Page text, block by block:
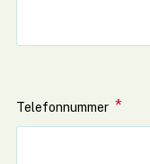
Telefonnummer *